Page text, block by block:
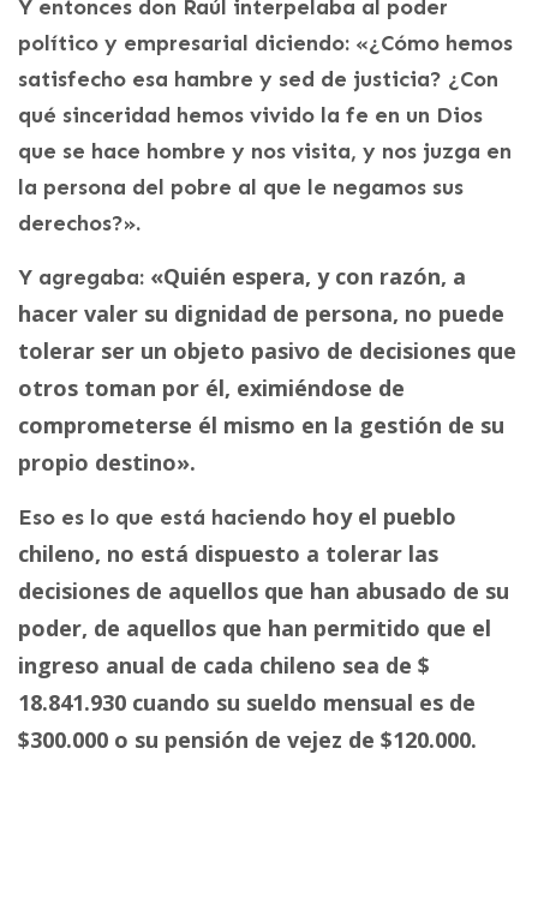
Y entonces don Raúl interpelaba al poder
político y empresarial diciendo: «¿Cómo hemos
satisfecho esa hambre y sed de justicia? ¿Con
qué sinceridad hemos vivido la fe en un Dios
que se hace hombre y nos visita, y nos juzga en
la persona del pobre al que le negamos sus
derechos?».
Y agregaba: «Quién espera, y con razón, a
hacer valer su dignidad de persona, no puede
tolerar ser un objeto pasivo de decisiones que
otros toman por él, eximiéndose de
comprometerse él mismo en la gestión de su
propio destino».
Eso es lo que está haciendo hoy el pueblo
chileno, no está dispuesto a tolerar las
decisiones de aquellos que han abusado de su
poder, de aquellos que han permitido que el
ingreso anual de cada chileno sea de $
18.841.930 cuando su sueldo mensual es de
$300.000 o su pensión de vejez de $120.000.